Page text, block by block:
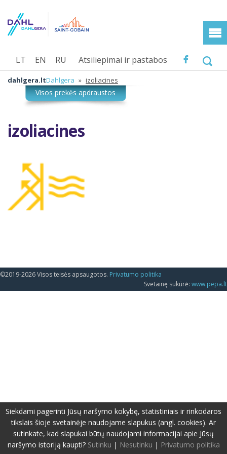
Atsiliepimai ir pastabos
LT EN RU
dahlgera.ltDahlgera » izoliacines
izoliacines
©2019-2026 Visos teisės apsaugotos. Privatumo politika
Svetainę sukūrė: www.pepa.lt
Siekdami pagerinti Jūsų naršymo kokybę, statistiniais ir rinkodaros
tikslais šioje svetainėje naudojame slapukus (angl. cookies). Ar
sutinkate, kad slapukai būtų naudojami informacijai apie Jūsų
naršymo istoriją kaupti? Sutinku | Nesutinku | Privatumo politika